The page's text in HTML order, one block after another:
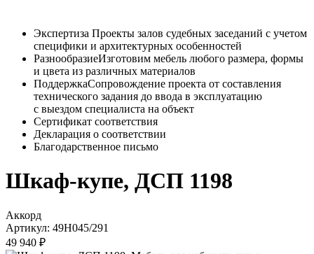
Экспертиза Проекты залов судебных заседаний с учетом
специфики и архитектурных особенностей
РазнообразиеИзготовим мебель любого размера, формы
и цвета из различных материалов
ПоддержкаСопровождение проекта от составления
технического задания до ввода в эксплуатацию
с выездом специалиста на объект
Сертификат соответствия
Декларация о соответствии
Благодарственное письмо
Шкаф-купе, ДСП 1198
Аккорд
Артикул: 49Н045/291
49 940 ₽